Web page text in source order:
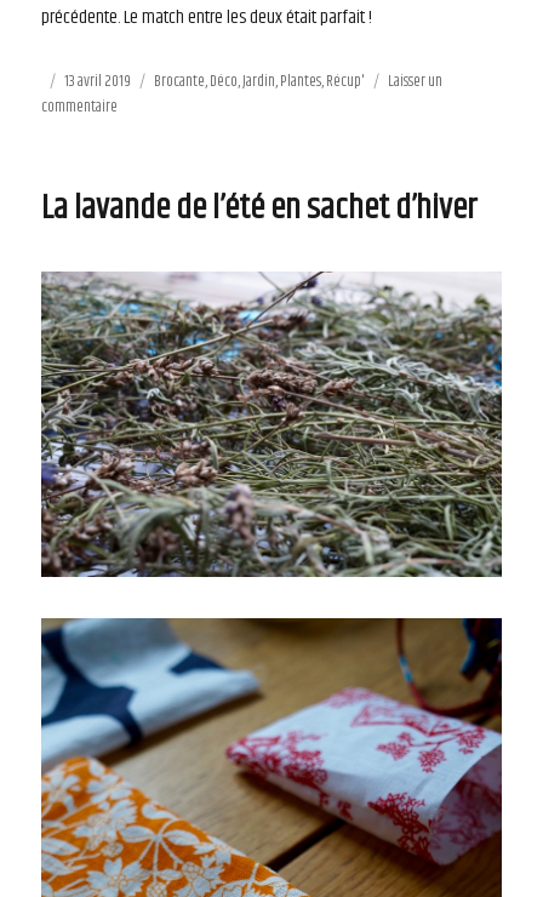
précédente. Le match entre les deux était parfait !
Publié
le
13 avril 2019 Catégories
Brocante,Déco,Jardin,Plantes,Récup'
Laisser un
commentaire
=
La lavande de l’été en sachet d’hiver